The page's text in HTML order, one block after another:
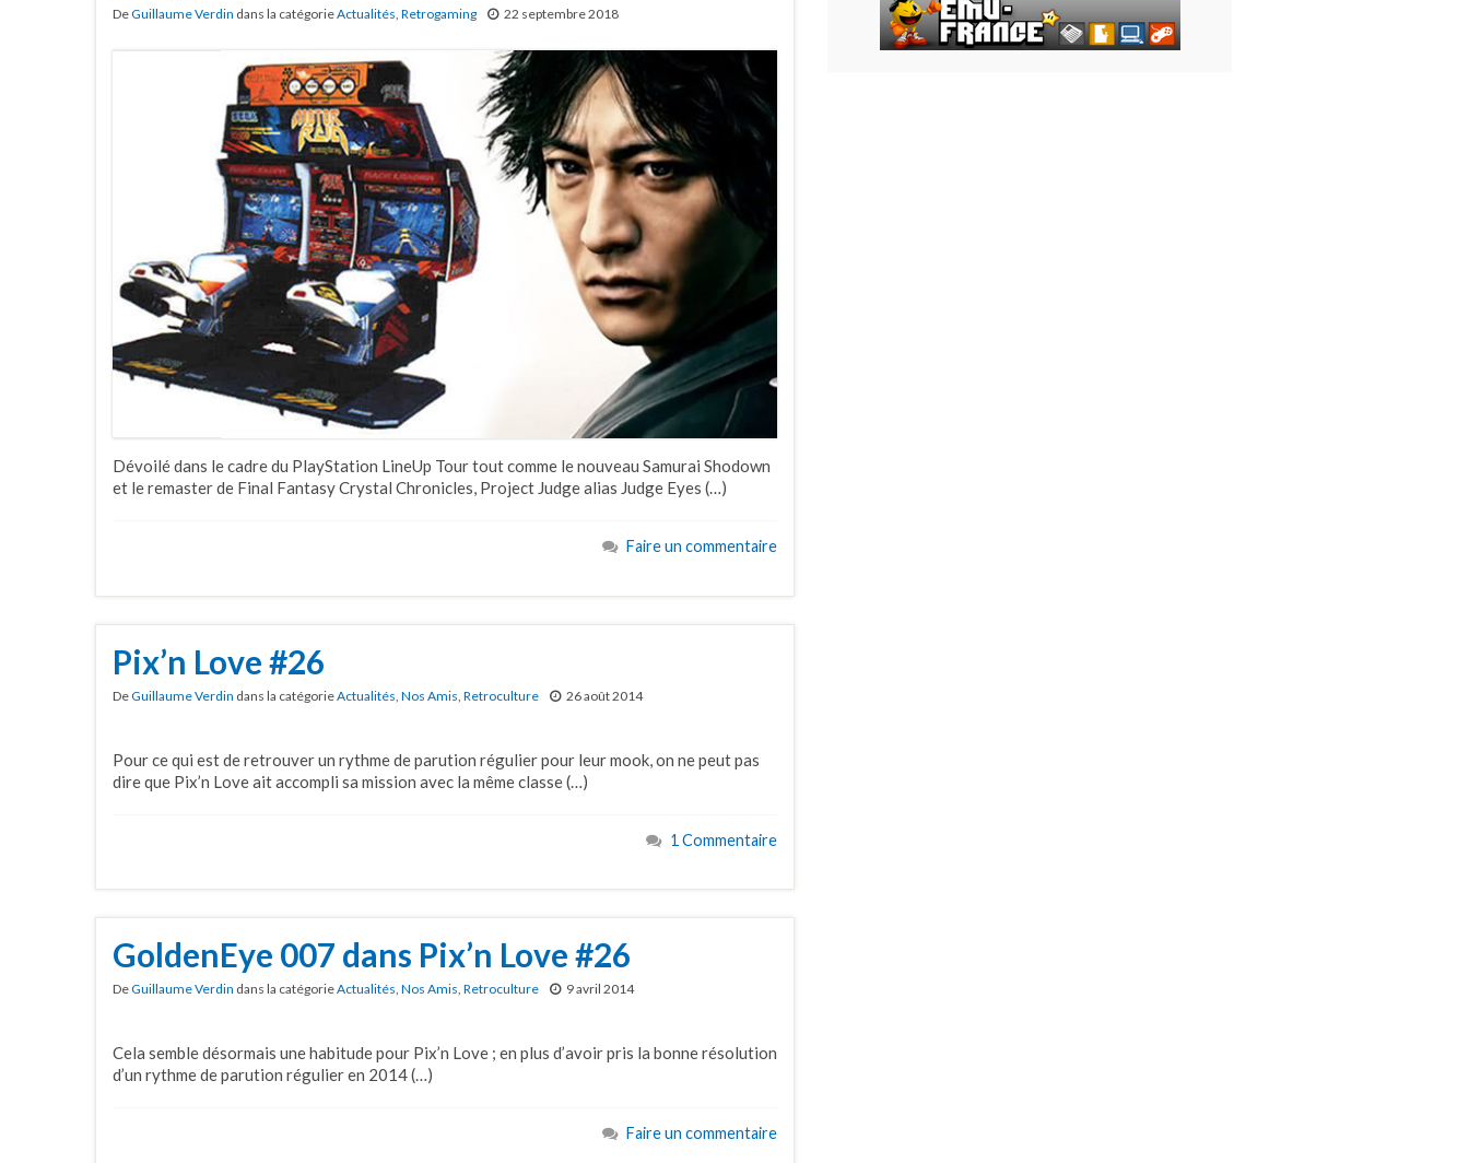
DeGuillaume Verdin dans la catégorieActualités Retrogaming 22 septembre 2018
Dévoilé dans le cadre du PlayStation LineUp Tour tout comme le nouveau Samurai Shodown
et le remaster de Final Fantasy Crystal Chronicles, Project Judge alias Judge Eyes (…)
Faire un commentaire
Pix’n Love #26
DeGuillaume Verdin dans la catégorieActualités Nos Amis Retroculture 26 août 2014
Pour ce qui est de retrouver un rythme de parution régulier pour leur mook, on ne peut pas
dire que Pix’n Love ait accompli sa mission avec la même classe (…)
1 Commentaire
GoldenEye 007 dans Pix’n Love #26
DeGuillaume Verdin dans la catégorieActualités, Nos Amis, Retroculture 9 avril 2014
Cela semble désormais une habitude pour Pix’n Love ; en plus d’avoir pris la bonne résolution
d’un rythme de parution régulier en 2014 (…)
Faire un commentaire